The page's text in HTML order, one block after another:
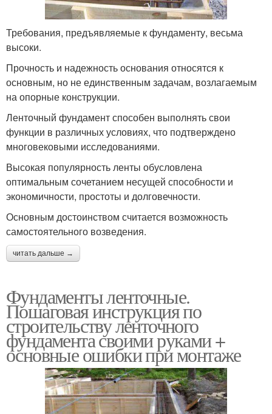
Требования, предъявляемые к фундаменту, весьма
высоки.
Прочность и надежность основания относятся к
основным, но не единственным задачам, возлагаемым
на опорные конструкции.
Ленточный фундамент способен выполнять свои
функции в различных условиях, что подтверждено
многовековыми исследованиями.
Высокая популярность ленты обусловлена
оптимальным сочетанием несущей способности и
экономичности, простоты и долговечности.
Основным достоинством считается возможность
самостоятельного возведения.
читать дальше →
Фундаменты ленточные.
Пошаговая инструкция по
строительству ленточного
фундамента своими руками +
основные ошибки при монтаже